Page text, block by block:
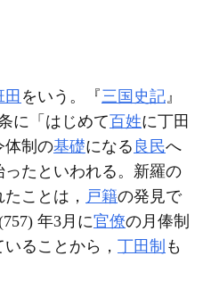
田 をいう。『三国史記』
に「はじめて百姓に丁田
体制の基礎になる 良民へ
たといわれる。新羅の
ことは， 戸籍の発見で
年3月に官僚の月俸制
ることから， 丁田制 も